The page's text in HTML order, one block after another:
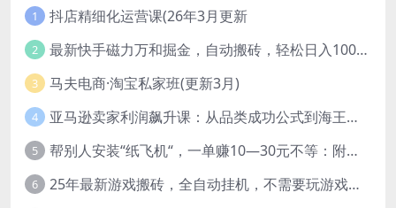
1 抖店精细化运营课(26年3月更新
2 最新快手磁力万和掘金，自动搬砖，轻松日入100-200，操作简单
3 马夫电商·淘宝私家班(更新3月)
4 亚马逊卖家利润飙升课：从品类成功公式到海王打法，让每个SKU都成爆款一路飙升(更新26年3月
5 帮别人安装“纸飞机“，一单赚10—30元不等：附：免费节点
6 25年最新游戏搬砖，全自动挂机，不需要玩游戏，单手机操作日入300+